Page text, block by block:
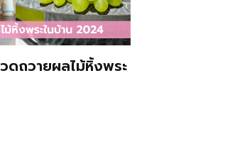
ดถวายผลไม้หิ้งพระ